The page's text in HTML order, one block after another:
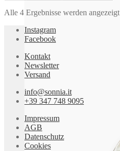
Alle 4 Ergebnisse werden angezeigt
Instagram
Facebook
Kontakt
Newsletter
Versand
info@sonnia.it
+39 347 748 9095
Impressum
AGB
Datenschutz
Cookies